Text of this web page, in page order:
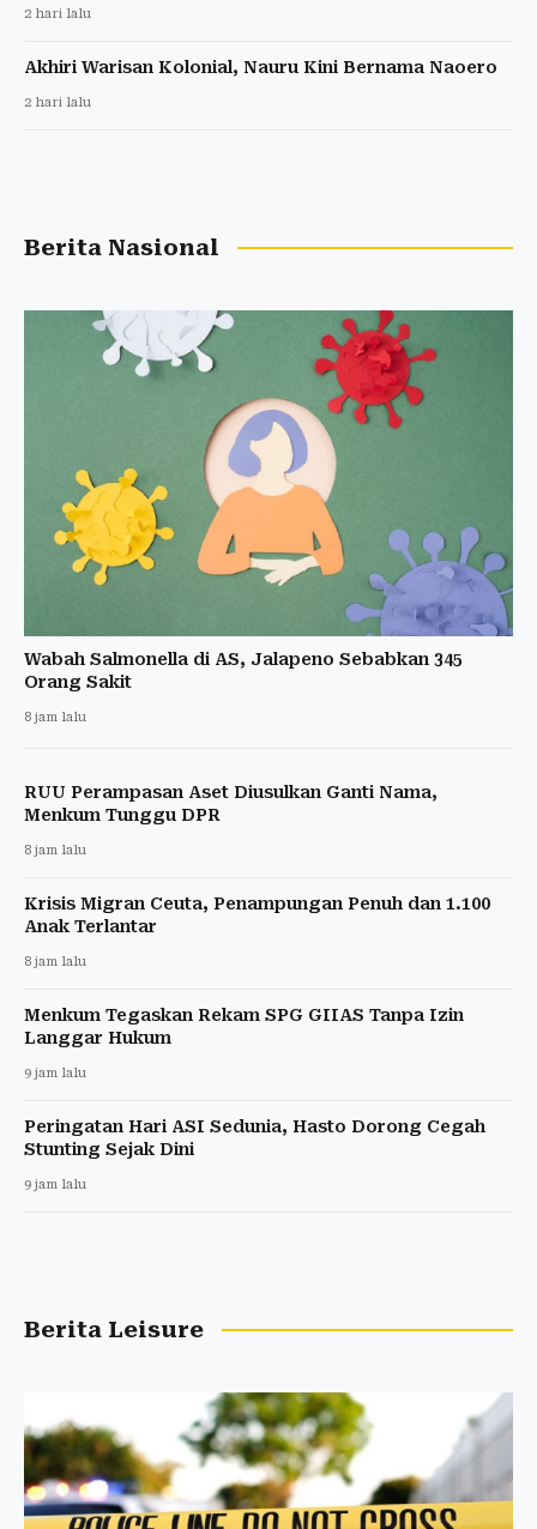
2 hari lalu
Akhiri Warisan Kolonial, Nauru Kini Bernama Naoero
2 hari lalu
Berita Nasional
Wabah Salmonella di AS, Jalapeno Sebabkan 345
Orang Sakit
8 jam lalu
RUU Perampasan Aset Diusulkan Ganti Nama,
Menkum Tunggu DPR
8 jam lalu
Krisis Migran Ceuta, Penampungan Penuh dan 1.100
Anak Terlantar
8 jam lalu
Menkum Tegaskan Rekam SPG GIIAS Tanpa Izin
Langgar Hukum
9 jam lalu
Peringatan Hari ASI Sedunia, Hasto Dorong Cegah
Stunting Sejak Dini
9 jam lalu
Berita Leisure